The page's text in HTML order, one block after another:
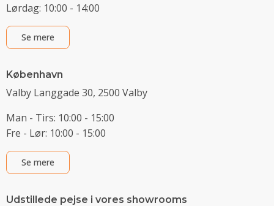
Lørdag: 10:00 - 14:00
Se mere
København
Valby Langgade 30, 2500 Valby
Man - Tirs: 10:00 - 15:00
Fre - Lør: 10:00 - 15:00
Se mere
Udstillede pejse i vores showrooms